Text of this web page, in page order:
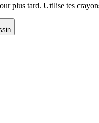
plus tard. Utilise tes